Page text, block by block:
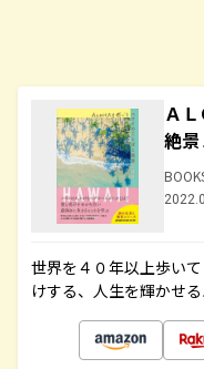
Ａ
絶景
世界を４０年以上歩い
けする、人生を輝かせ